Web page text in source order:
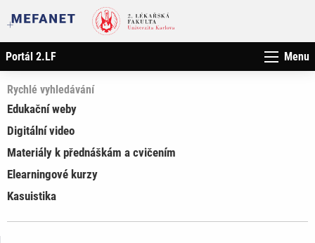
Portál 2.LF Menu
Rychlé vyhledávání
Edukační weby
Digitální video
Materiály k přednáškám a cvičením
Elearningové kurzy
Kasuistika